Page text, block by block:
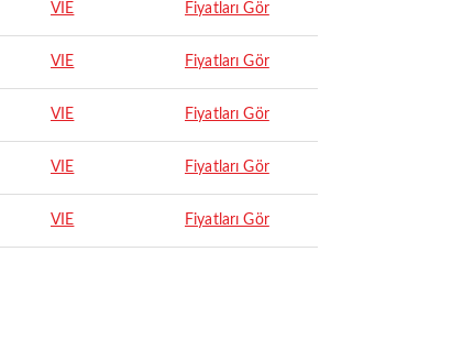
VIE Fiyatları Gör
VIE Fiyatları Gör
VIE Fiyatları Gör
VIE Fiyatları Gör
VIE Fiyatları Gör